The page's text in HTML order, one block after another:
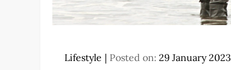
Lifestyle Posted on:29 January 2023